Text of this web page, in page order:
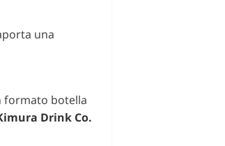
una
formato botella
Drink Co.